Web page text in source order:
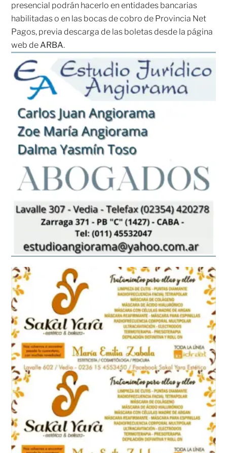
presencial podrán hacerlo en entidades bancarias
habilitadas o en las bocas de cobro de Provincia Net
Pagos, previa descarga de las boletas desde la página
web deARBA.